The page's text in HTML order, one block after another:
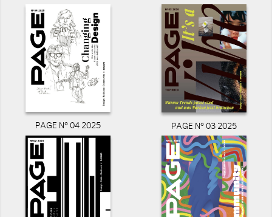
PAGE N° 04 2025 PAGE N° 03 2025